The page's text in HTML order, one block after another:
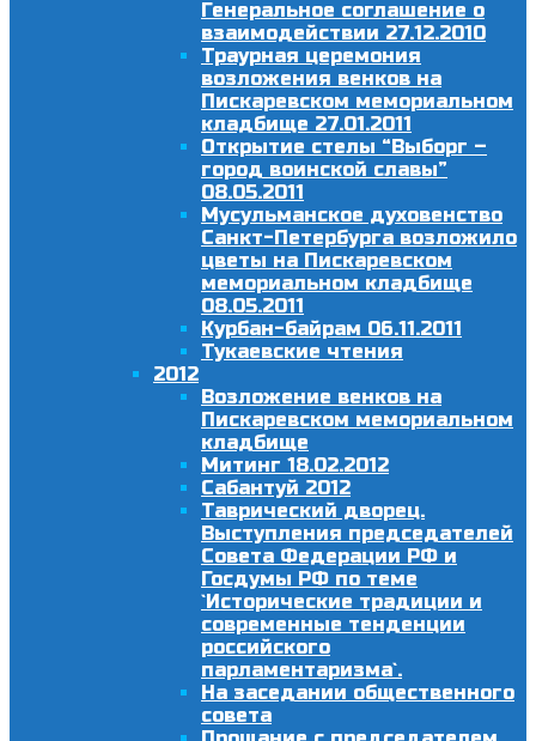
Генеральное соглашение о
взаимодействии 27.12.2010
Траурная церемония
возложения венков на
Пискаревском мемориальном
кладбище 27.01.2011
Открытие стелы “Выборг –
город воинской славы”
08.05.2011
Мусульманское духовенство
Санкт-Петербурга возложило
цветы на Пискаревском
мемориальном кладбище
08.05.2011
Курбан-байрам 06.11.2011
Тукаевские чтения
2012
Возложение венков на
Пискаревском мемориальном
кладбище
Митинг 18.02.2012
Сабантуй 2012
Таврический дворец.
Выступления председателей
Совета Федерации РФ и
Госдумы РФ по теме
`Исторические традиции и
современные тенденции
российского
парламентаризма`.
На заседании общественного
совета